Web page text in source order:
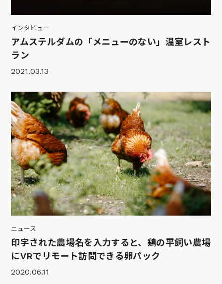
インタビュー
アムステルダムの「メニューのない」温室レスト
ラン
2021.03.13
ニュース
印字された農場名を入力すると、鶏の平飼い農場
にVRでリモート訪問できる卵パック
2020.06.11